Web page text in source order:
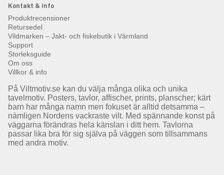
Kontakt & info
Produktrecensioner
Retursedel
Vildmarken – Jakt- och fiskebutik i Värmland
Support
Storleksguide
Om oss
Villkor & info
På Viltmotiv.se kan du välja många olika och unika
tavelmotiv. Posters, tavlor, affischer, prints, planscher; kärt
barn har många namn men fokuset är alltid detsamma –
nämligen Nordens vackraste vilt. Med spännande konst på
väggarna förändras hela känslan i ditt hem. Tavlorna
passar lika bra för sig själva på väggen som tillsammans
med andra motiv.